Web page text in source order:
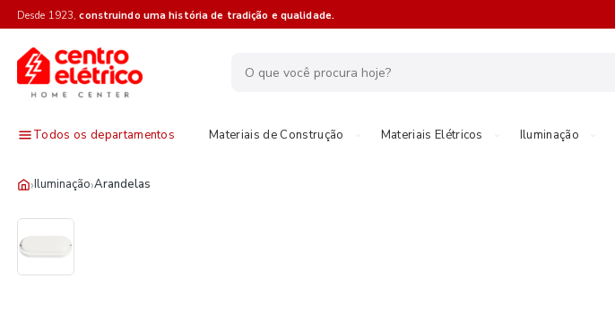
Desde 1923,construindo uma história de tradição e qualidade.
Todos os departamentos Materiais de Construção Materiais Elétricos Iluminação
›Iluminação›Arandelas